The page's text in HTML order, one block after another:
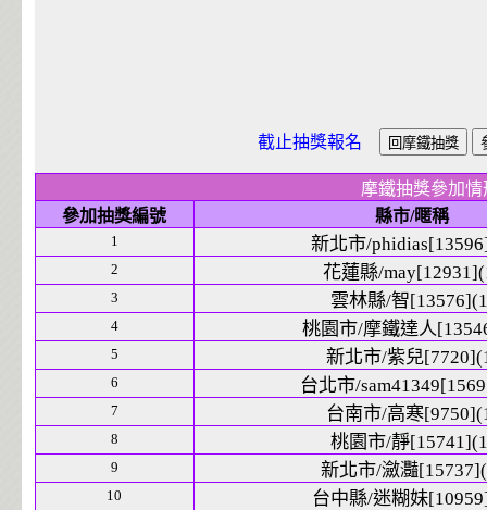
截止抽獎報名
摩鐵抽獎參加情
參加抽獎編號
縣市/暱稱
1 新北市/
2 花蓮縣/
3 雲林縣/智
4 桃園市/摩鐵達人
5 新北市/紫兒
6 台北市/
7 台南市/高寒
8 桃園市/靜
9 新北市/瀲灩
10 台中縣/迷糊妹